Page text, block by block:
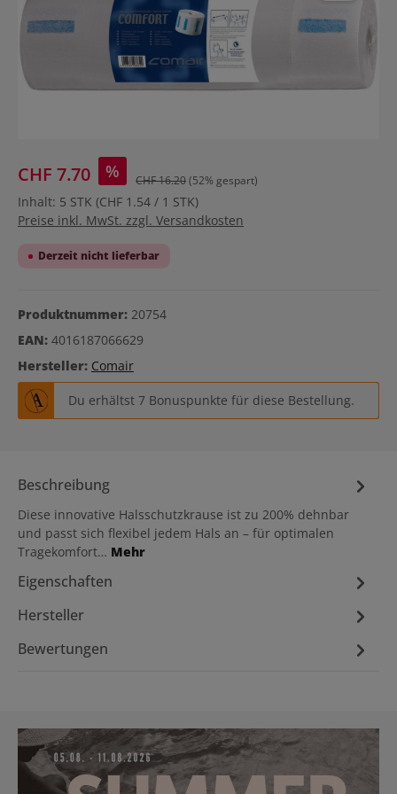
CHF 7.70 % CHF 16.20(52% gespart)
Inhalt: 5 STK (CHF 1.54 / 1 STK)
Preise inkl. MwSt. zzgl. Versandkosten
Derzeit nicht lieferbar
Produktnummer: 20754
EAN: 4016187066629
Hersteller: Comair
Du erhältst 7 Bonuspunkte für diese Bestellung.
Beschreibung
Diese innovative Halsschutzkrause ist zu 200% dehnbar
und passt sich flexibel jedem Hals an – für optimalen
Tragekomfort… Mehr
Eigenschaften
Hersteller
Bewertungen